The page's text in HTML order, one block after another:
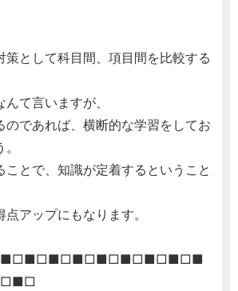
策として科目間、項目間を比較する
て言いますが、
のであれば、横断的な学習をしてお
ことで、知識が定着するということ
アップにもなります。